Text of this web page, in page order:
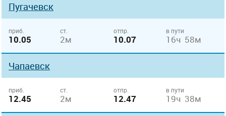
Пугачевск
приб.
10.05
ст.
2м
отпр.
10.07
в пути
16ч 58м
Чапаевск
приб.
12.45
ст.
2м
отпр.
12.47
в пути
19ч 38м